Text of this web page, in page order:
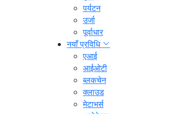
पर्यटन
उर्जा
पूर्वाधार
नयाँ प्रविधि
एआई
आईओटी
ब्लकचेन
क्लाउड
मेटाभर्स